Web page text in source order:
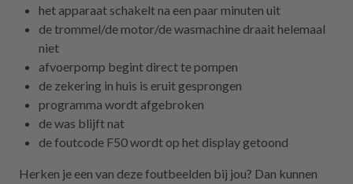
het apparaat schakelt na een paar minuten uit
de trommel/de motor/de wasmachine draait helemaal
niet
afvoerpomp begint direct te pompen
de zekering in huis is eruit gesprongen
programma wordt afgebroken
de was blijft nat
de foutcode F50 wordt op het display getoond
Herken je een van deze foutbeelden bij jou? Dan kunnen